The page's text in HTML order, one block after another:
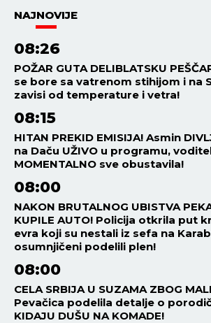
NAJNOVIJE
08:26
POŽAR GUTA DELIBLATSKU
se bore sa vatrenom stihijom i na
zavisi od temperature i vetra!
08:15
HITAN PREKID EMISIJA! Asmin
na Daču UŽIVO u programu,
MOMENTALNO sve obustavila!
08:00
NAKON BRUTALNOG UBISTVA
KUPILE AUTO! Policija otkrila put
evra koji su nestali iz sefa na
osumnjičeni podelili plen!
08:00
CELA SRBIJA U SUZAMA ZBOG
Pevačica podelila detalje o
KIDAJU DUŠU NA KOMADE!